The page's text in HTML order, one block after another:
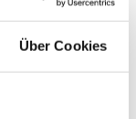
Über Cookies